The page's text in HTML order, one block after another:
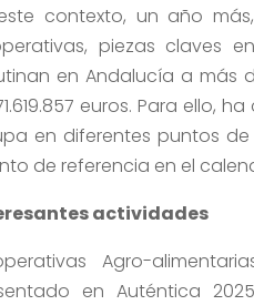
contexto, un año
piezas claves
en Andalucía a más
euros. Para
en diferentes puntos
de referencia en el
actividades
Agro-
en Auténtica